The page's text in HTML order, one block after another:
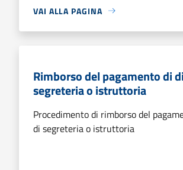
VAI ALLA PAGINA
Rimborso del pagamento di
segreteria o istruttoria
Procedimento di rimborso del
di segreteria o istruttoria